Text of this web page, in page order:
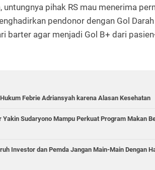
untungnya pihak RS mau menerima
pendonor dengan Gol
barter agar menjadi Gol B+ dari
Febrie Adriansyah karena Alasan Kesehatan
Yakin Sudaryono Mampu Perkuat Program Makan
Investor dan Pemda Jangan Main-Main Dengan